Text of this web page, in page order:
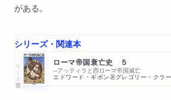
第17章 なぜ世界全体が発展しなかったの
謝辞／文庫版訳者あとがきにかえて／解説
／数学的補遺／参考文献／索引
がある。
シリーズ・関連本
ちくま学芸文庫 ローマ帝国衰亡史 ５
─アッティラと西ローマ帝国滅亡
エドワード・ギボン著グレゴリー・クラ